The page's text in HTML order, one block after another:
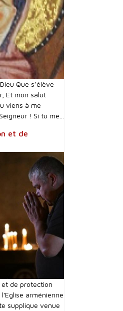
Que s’élève
Et mon salut
viens à me
! Si tu me...
et de
de protection
arménienne
supplique venue